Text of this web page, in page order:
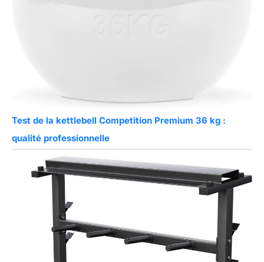
Test de la kettlebell Competition Premium 36 kg :
qualité professionnelle